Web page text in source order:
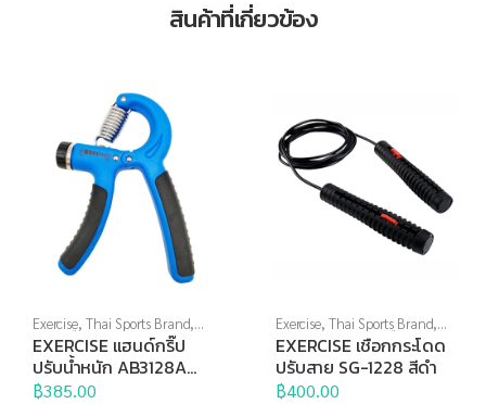
สินค้าที่เกี่ยวข้อง
Exercise, Thai Sports Brand,
บริหารมือ,อุปกรณ์บริหารกาย
อุปกรณ์เพื่อสุขภาพ
EXERCISE แฮนด์กริ๊ป
ปรับน้ำหนัก AB3128A
10-40 กก.
฿385.00
Exercise, Thai Sports Brand,
อุปกรณ์บริหารกาย,เชือก
กระโดด
EXERCISE เชือกกระโดด
ปรับสาย SG-1228 สีดำ
฿400.00